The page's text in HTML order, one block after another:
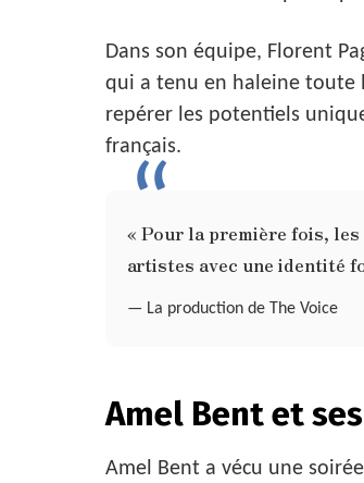
Dans son équipe, Florent
qui a tenu en haleine toute
repérer les potentiels
français.
« Pour la première fois,
artistes avec une identité
— La production de The Voice
Amel Bent et
Amel Bent a vécu une